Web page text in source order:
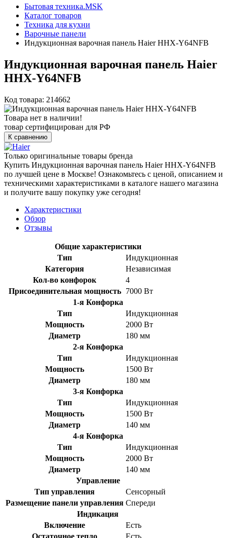
Бытовая техника.MSK
Каталог товаров
Техника для кухни
Варочные панели
Индукционная варочная панель Haier HHX-Y64NFB
Индукционная варочная панель Haier
HHX-Y64NFB
Код товара: 214662
Товара нет в наличии!
товар сертифицирован для РФ
К сравнению
Только оригинальные товары бренда
Купить Индукционная варочная панель Haier HHX-Y64NFB
по лучшей цене в Москве! Ознакомьтесь с ценой, описанием и
техническими характеристиками в каталоге нашего магазина
и получите вашу покупку уже сегодня!
Характеристики
Обзор
Отзывы
Общие характеристики
Тип
Индукционная
Категория
Независимая
Кол-во конфорок
4
Присоединительная мощность
7000 Вт
1-я Конфорка
Тип
Индукционная
Мощность
2000 Вт
Диаметр
180 мм
2-я Конфорка
Тип
Индукционная
Мощность
1500 Вт
Диаметр
180 мм
3-я Конфорка
Тип
Индукционная
Мощность
1500 Вт
Диаметр
140 мм
4-я Конфорка
Тип
Индукционная
Мощность
2000 Вт
Диаметр
140 мм
Управление
Тип управления
Сенсорный
Размещение панели управления Спереди
Индикация
Включение
Есть
Остаточное тепло
Есть